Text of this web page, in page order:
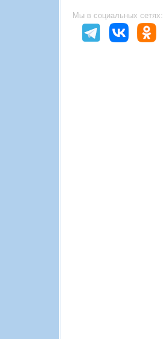
Мы в социальных сетях: